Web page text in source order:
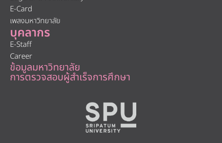
E-Card
เพลงมหาวิทยาลัย
บุคลากร
E-Staff
Career
ข้อมูลมหาวิทยาลัย
การตรวจสอบผู้สำเร็จการศึกษา